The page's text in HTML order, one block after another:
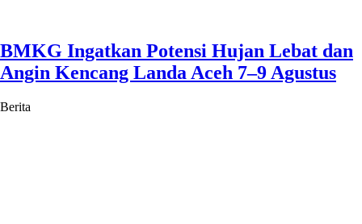
BMKG Ingatkan Potensi Hujan Lebat dan
Angin Kencang Landa Aceh 7–9 Agustus
Berita